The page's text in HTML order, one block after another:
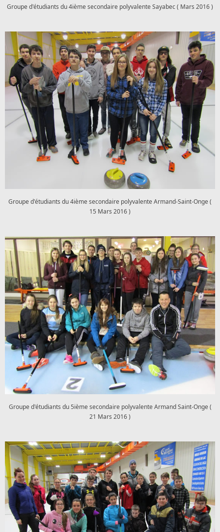
Groupe d'étudiants du 4ième secondaire polyvalente Sayabec ( Mars 2016 )
Groupe d'étudiants du 4ième secondaire polyvalente Armand-Saint-Onge (
15 Mars 2016 )
Groupe d'étudiants du 5ième secondaire polyvalente Armand Saint-Onge (
21 Mars 2016 )